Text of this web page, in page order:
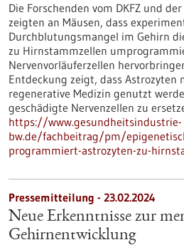
Die Forschenden vom DKFZ und
zeigten an Mäusen, dass
Durchblutungsmangel im Gehirn
zu Hirnstammzellen
Nervenvorläuferzellen
Entdeckung zeigt, dass Astrozyten
regenerative Medizin genutzt
geschädigte Nervenzellen zu
https://www.gesundheitsindustrie-
bw.de/fachbeitrag/pm/
programmiert-astrozyten-zu-
Pressemitteilung - 23.02.2024
Neue Erkenntnisse zur
Gehirnentwicklung